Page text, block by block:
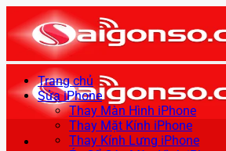
qua
nội
dung
Trang chủ
Sửa iPhone
Thay Màn Hình iPhone
Thay Mặt Kính iPhone
Thay Kính Lưng iPhone